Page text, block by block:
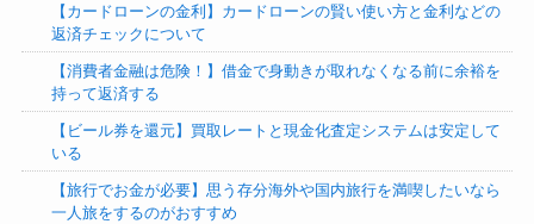
【カードローンの金利】カードローンの賢い使い方と金利などの
返済チェックについて
【消費者金融は危険！】借金で身動きが取れなくなる前に余裕を
持って返済する
【ビール券を還元】買取レートと現金化査定システムは安定して
いる
【旅行でお金が必要】思う存分海外や国内旅行を満喫したいなら
一人旅をするのがおすすめ